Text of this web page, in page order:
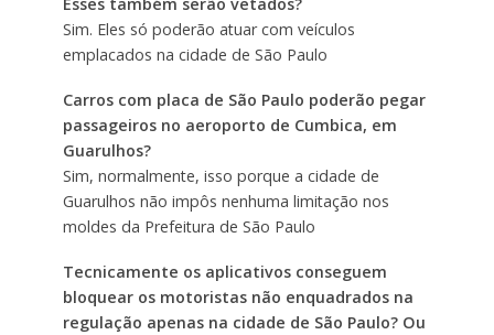
Sim. Eles só poderão atuar com veículos
emplacados na cidade de São Paulo
Carros com placa de São Paulo poderão pegar
passageiros no aeroporto de Cumbica, em
Guarulhos?
Sim, normalmente, isso porque a cidade de
Guarulhos não impôs nenhuma limitação nos
moldes da Prefeitura de São Paulo
Tecnicamente os aplicativos conseguem
bloquear os motoristas não enquadrados na
regulação apenas na cidade de São Paulo? Ou